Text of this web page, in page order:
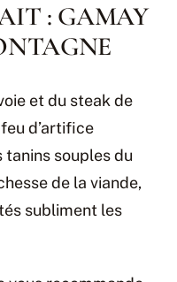
: GAMAY
et du steak de
d’artifice
souples du
de la viande,
subliment les